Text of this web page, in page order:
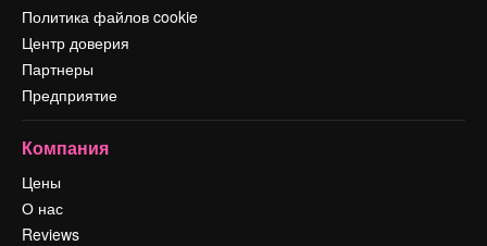
Политика файлов cookie
Центр доверия
Партнеры
Предприятие
Компания
Цены
О нас
Reviews